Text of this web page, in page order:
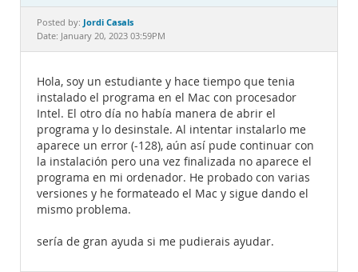
Documentation
Posted by: Jordi Casals
Date: January 20, 2023 03:59PM
Hola, soy un estudiante y hace tiempo que tenia
instalado el programa en el Mac con procesador
Intel. El otro día no había manera de abrir el
programa y lo desinstale. Al intentar instalarlo me
aparece un error (-128), aún así pude continuar con
la instalación pero una vez finalizada no aparece el
programa en mi ordenador. He probado con varias
versiones y he formateado el Mac y sigue dando el
mismo problema.
sería de gran ayuda si me pudierais ayudar.